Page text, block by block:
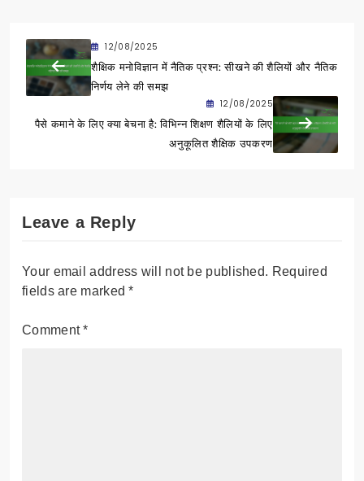
12/08/2025
शैक्षिक मनोविज्ञान में नैतिक प्रश्न: सीखने की शैलियों और नैतिक
निर्णय लेने की समझ
12/08/2025
पैसे कमाने के लिए क्या बेचना है: विभिन्न शिक्षण शैलियों के लिए
अनुकूलित शैक्षिक उपकरण
Leave a Reply
Your email address will not be published. Required
fields are marked*
Comment*